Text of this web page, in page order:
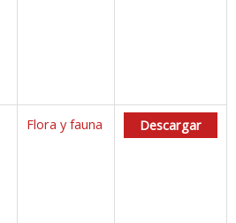
Flora y fauna Descargar